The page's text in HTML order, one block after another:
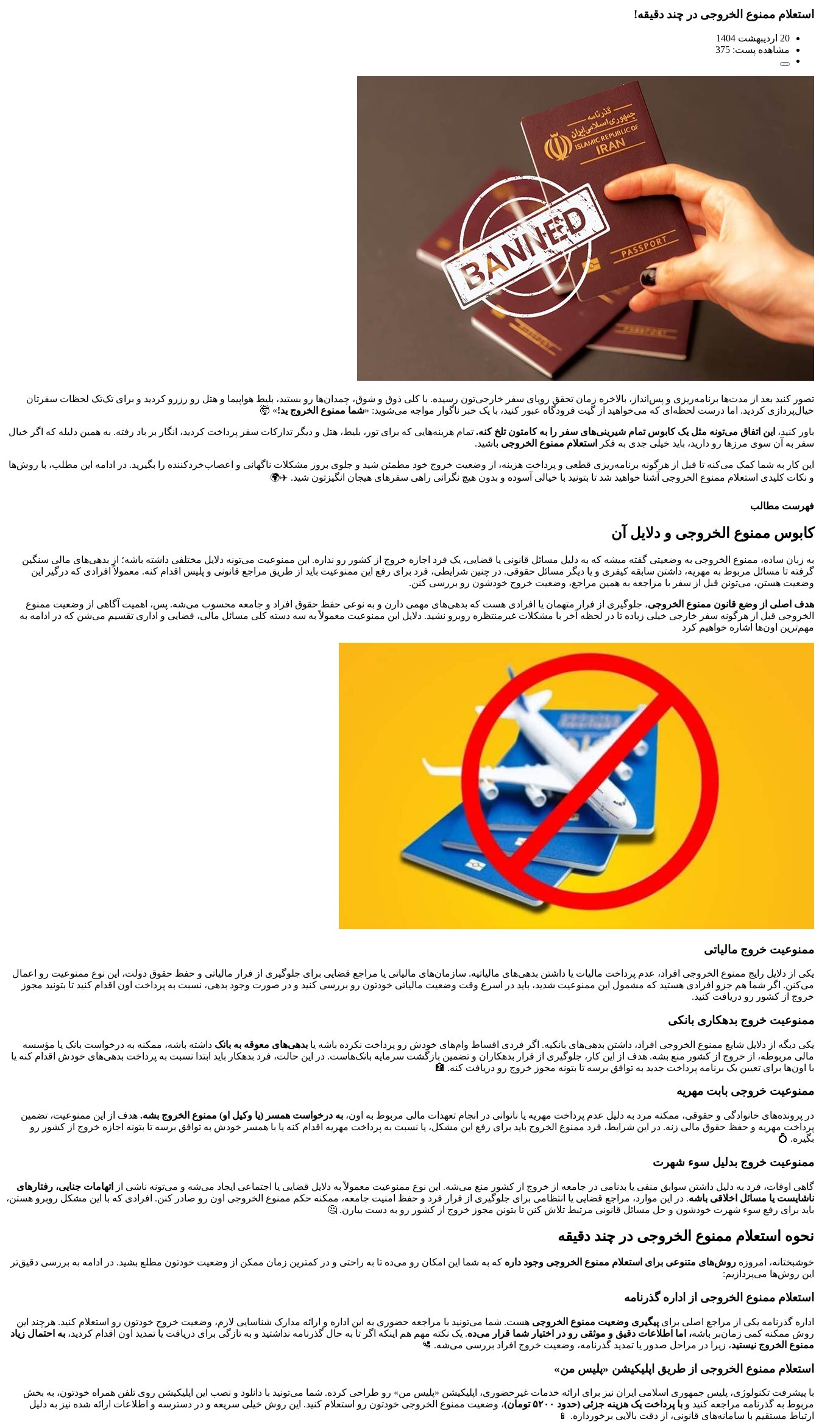
استعلام ممنوع الخروجی در چند دقیقه!
20 اردیبهشت 1404
مشاهده پست: 375
تصور کنید بعد از مدت‌ها برنامه‌ریزی و پس‌انداز، بالاخره زمان تحقق رویای سفر خارجی‌تون رسیده. با کلی ذوق و شوق، چمدان‌ها رو بستید، بلیط هواپیما و هتل رو رزرو کردید و برای تک‌تک لحظات سفرتان
خیال‌پردازی کردید. اما درست لحظه‌ای که می‌خواهید از گیت فرودگاه عبور کنید، با یک خبر ناگوار مواجه می‌شوید: «شما ممنوع‌ الخروج ید!» 🤯
باور کنید، این اتفاق می‌تونه مثل یک کابوس تمام شیرینی‌های سفر را به کامتون تلخ کنه. تمام هزینه‌هایی که برای تور، بلیط، هتل و دیگر تدارکات سفر پرداخت کردید، انگار بر باد رفته. به همین دلیله که اگر خیال
سفر به آن سوی مرزها رو دارید، باید خیلی جدی به فکر
استعلام ممنوع‌ الخروجی باشید.
این کار به شما کمک می‌کنه تا قبل از هرگونه برنامه‌ریزی قطعی و پرداخت هزینه، از وضعیت خروج خود مطمئن شید و جلوی بروز مشکلات ناگهانی و اعصاب‌خردکننده را بگیرید. در ادامه این مطلب، با روش‌ها
و نکات کلیدی استعلام ممنوع‌ الخروجی آشنا خواهید شد تا بتونید با خیالی آسوده و بدون هیچ نگرانی راهی سفرهای هیجان‌ انگیزتون شید. ✈️🌍
فهرست مطالب
کابوس ممنوع الخروجی و دلایل آن
به زبان ساده، ممنوع‌ الخروجی به وضعیتی گفته میشه که به دلیل مسائل قانونی یا قضایی، یک فرد اجازه خروج از کشور رو نداره. این ممنوعیت می‌تونه دلایل مختلفی داشته باشه؛ از بدهی‌های مالی سنگین
گرفته تا مسائل مربوط به مهریه، داشتن سابقه کیفری و یا دیگر مسائل حقوقی. در چنین شرایطی، فرد برای رفع این ممنوعیت باید از طریق مراجع قانونی و پلیس اقدام کنه. معمولاً افرادی که درگیر این
وضعیت هستن، می‌تونن قبل از سفر با مراجعه به همین مراجع، وضعیت خروج خودشون رو بررسی کنن.
هدف اصلی از وضع قانون ممنوع‌ الخروجی، جلوگیری از فرار متهمان یا افرادی هست که بدهی‌های مهمی دارن و به نوعی حفظ حقوق افراد و جامعه محسوب می‌شه. پس، اهمیت آگاهی از وضعیت ممنوع‌
الخروجی قبل از هرگونه سفر خارجی خیلی زیاده تا در لحظه آخر با مشکلات غیرمنتظره روبرو نشید. دلایل این ممنوعیت معمولاً به سه دسته کلی مسائل مالی، قضایی و اداری تقسیم می‌شن که در ادامه به
مهم‌ترین اون‌ها اشاره خواهیم کرد
ممنوعیت خروج مالیاتی
یکی از دلایل رایج ممنوع‌ الخروجی افراد، عدم پرداخت مالیات یا داشتن بدهی‌های مالیاتیه. سازمان‌های مالیاتی یا مراجع قضایی برای جلوگیری از فرار مالیاتی و حفظ حقوق دولت، این نوع ممنوعیت رو اعمال
می‌کنن. اگر شما هم جزو افرادی هستید که مشمول این ممنوعیت شدید، باید در اسرع وقت وضعیت مالیاتی خودتون رو بررسی کنید و در صورت وجود بدهی، نسبت به پرداخت اون اقدام کنید تا بتونید مجوز
خروج از کشور رو دریافت کنید.
ممنوعیت خروج بدهکاری بانکی
یکی دیگه از دلایل شایع ممنوع‌ الخروجی افراد، داشتن بدهی‌های بانکیه. اگر فردی اقساط وام‌های خودش رو پرداخت نکرده باشه یا بدهی‌های معوقه به بانک داشته باشه، ممکنه به درخواست بانک یا مؤسسه
مالی مربوطه، از خروج از کشور منع بشه. هدف از این کار، جلوگیری از فرار بدهکاران و تضمین بازگشت سرمایه بانک‌هاست. در این حالت، فرد بدهکار باید ابتدا نسبت به پرداخت بدهی‌های خودش اقدام کنه یا
با اون‌ها برای تعیین یک برنامه پرداخت جدید به توافق برسه تا بتونه مجوز خروج رو دریافت کنه. 🏦
ممنوعیت خروجی بابت مهریه
در پرونده‌های خانوادگی و حقوقی، ممکنه مرد به دلیل عدم پرداخت مهریه یا ناتوانی در انجام تعهدات مالی مربوط به اون، به درخواست همسر (یا وکیل او) ممنوع‌ الخروج بشه. هدف از این ممنوعیت، تضمین
پرداخت مهریه و حفظ حقوق مالی زنه. در این شرایط، فرد ممنوع‌ الخروج باید برای رفع این مشکل، یا نسبت به پرداخت مهریه اقدام کنه یا با همسر خودش به توافق برسه تا بتونه اجازه خروج از کشور رو
بگیره. 💍
ممنوعیت خروج بدلیل سوء شهرت
گاهی اوقات، فرد به دلیل داشتن سوابق منفی یا بدنامی در جامعه از خروج از کشور منع می‌شه. این نوع ممنوعیت معمولاً به دلایل قضایی یا اجتماعی ایجاد می‌شه و می‌تونه ناشی از
اتهامات جنایی، رفتارهای
ناشایست یا مسائل اخلاقی باشه. در این موارد، مراجع قضایی یا انتظامی برای جلوگیری از فرار فرد و حفظ امنیت جامعه، ممکنه حکم ممنوع‌ الخروجی اون رو صادر کنن. افرادی که با این مشکل روبرو هستن،
باید برای رفع سوء شهرت خودشون و حل مسائل قانونی مرتبط تلاش کنن تا بتونن مجوز خروج از کشور رو به دست بیارن. 🤔
نحوه استعلام ممنوع الخروجی در چند دقیقه
خوشبختانه، امروزه روش‌های متنوعی برای استعلام ممنوع‌ الخروجی وجود داره که به شما این امکان رو می‌ده تا به راحتی و در کمترین زمان ممکن از وضعیت خودتون مطلع بشید. در ادامه به بررسی دقیق‌تر
این روش‌ها می‌پردازیم:
استعلام ممنوع الخروجی از اداره گذرنامه
اداره گذرنامه یکی از مراجع اصلی برای پیگیری وضعیت ممنوع‌ الخروجی هست. شما می‌تونید با مراجعه حضوری به این اداره و ارائه مدارک شناسایی لازم، وضعیت خروج خودتون رو استعلام کنید. هرچند این
روش ممکنه کمی زمان‌بر باشه، اما اطلاعات دقیق و موثقی رو در اختیار شما قرار می‌ده. یک نکته مهم هم اینکه اگر تا به حال گذرنامه نداشتید و به تازگی برای دریافت یا تمدید اون اقدام کردید، به احتمال زیاد
ممنوع‌ الخروج نیستید، زیرا در مراحل صدور یا تمدید گذرنامه، وضعیت خروج افراد بررسی می‌شه. 🛂
استعلام ممنوع الخروجی از طریق اپلیکیشن «پلیس من»
با پیشرفت تکنولوژی، پلیس جمهوری اسلامی ایران نیز برای ارائه خدمات غیرحضوری، اپلیکیشن «پلیس من» رو طراحی کرده. شما می‌تونید با دانلود و نصب این اپلیکیشن روی تلفن همراه خودتون، به بخش
مربوط به گذرنامه مراجعه کنید و با پرداخت یک هزینه جزئی (حدود ۵۲۰۰ تومان)
، وضعیت ممنوع‌ الخروجی خودتون رو استعلام کنید. این روش خیلی سریعه و در دسترسه و اطلاعات ارائه شده نیز به دلیل
ارتباط مستقیم با سامانه‌های قانونی، از دقت بالایی برخورداره. 📱